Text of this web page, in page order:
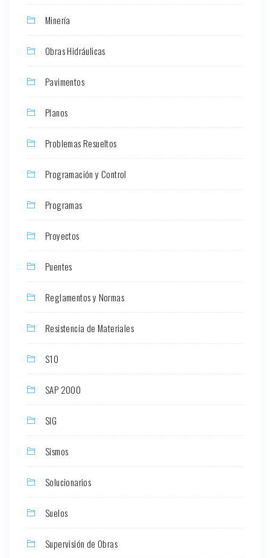
Minería
Obras Hidráulicas
Pavimentos
Planos
Problemas Resueltos
Programación y Control
Programas
Proyectos
Puentes
Reglamentos y Normas
Resistencia de Materiales
S10
SAP 2000
SIG
Sismos
Solucionarios
Suelos
Supervisión de Obras